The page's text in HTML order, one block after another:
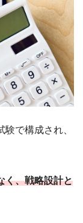
で構成され、
く、戦略設計と